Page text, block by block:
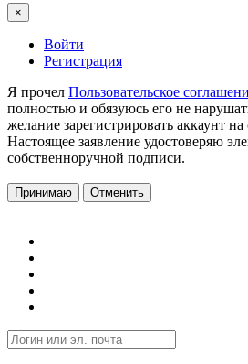
×
Войти
Регистрация
Я прочел Пользовательское
полностью и обязуюсь его не
желание зарегистрировать аккаунт
Настоящее заявление удостоверяю
собственноручной подписи.
Принимаю Отменить